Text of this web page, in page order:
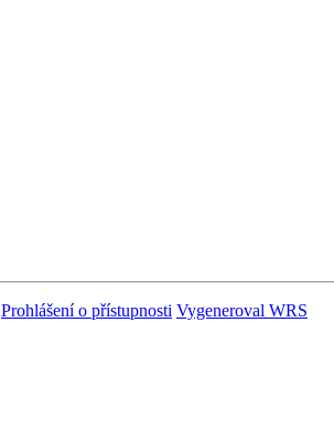
Prohlášení o přístupnosti Vygeneroval WRS